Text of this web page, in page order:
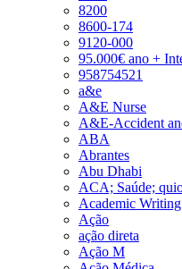
8200
8600-174
9120-000
95.000€ ano +
958754521
a&e
A&E Nurse
A&E-Accident
ABA
Abrantes
Abu Dhabi
ACA; Saúde;
Academic Writing
Ação
ação direta
Ação M